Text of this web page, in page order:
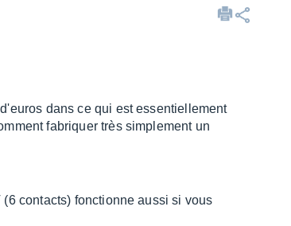
dans ce qui est essentiellement
fabriquer très simplement un
contacts) fonctionne aussi si vous